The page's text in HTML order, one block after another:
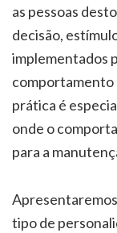
as pessoas
decisão,
implementados
comportamento
prática é
onde o
para a
tipo de